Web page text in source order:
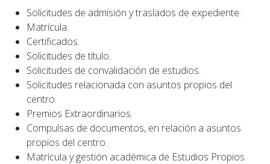
Solicitudes de admisión y traslados de expediente.
Matrícula.
Certificados.
Solicitudes de título.
Solicitudes de convalidación de estudios.
Solicitudes relacionada con asuntos propios del
centro.
Premios Extraordinarios.
Compulsas de documentos, en relación a asuntos
propios del centro.
Matrícula y gestión académica de Estudios Propios.